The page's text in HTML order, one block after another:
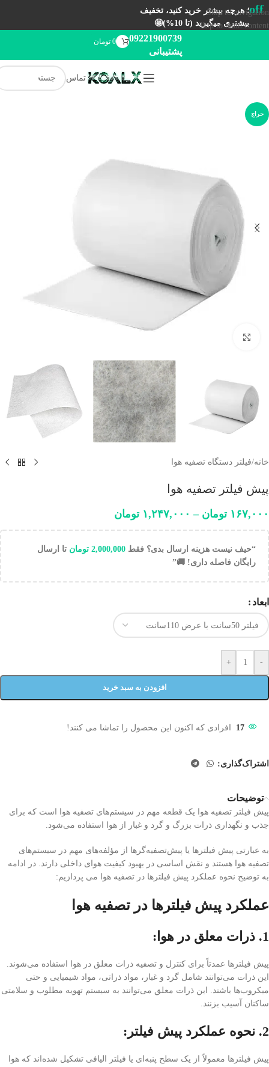
Skip to navigation
Skip to main content
off؛ هرچه بیشتر خرید کنید، تخفیف
بیشتری میگیرید (تا 10%)🤩
09221900739
پشتیبانی
0 تومان
تماس
حراج
خانه/فیلتر دستگاه تصفیه هوا
پیش فیلتر تصفیه هوا
۱۶۷,۰۰۰ تومان – ۱,۲۴۷,۰۰۰ تومان
“حیف نیست هزینه ارسال بدی؟ فقط 2,000,000 تومان تا ارسال
رایگان فاصله داری! 🚚”
ابعاد
-
+
افزودن به سبد خرید
17 افرادی که اکنون این محصول را تماشا می کنند!
اشتراک‌گذاری:
توضیحات
پیش فیلتر تصفیه هوا یک قطعه مهم در سیستم‌های تصفیه هوا است که برای
جذب و نگهداری ذرات بزرگ و گرد و غبار از هوا استفاده می‌شود.
به عبارتی پیش فیلترها یا پیش‌تصفیه‌گرها از مؤلفه‌های مهم در سیستم‌های
تصفیه هوا هستند و نقش اساسی در بهبود کیفیت هوای داخلی دارند. در ادامه
به توضیح نحوه عملکرد پیش فیلترها در تصفیه هوا می پردازیم:
عملکرد پیش فیلترها در تصفیه هوا
1. ذرات معلق در هوا:
پیش فیلترها عمدتاً برای کنترل و تصفیه ذرات معلق در هوا استفاده می‌شوند.
این ذرات می‌توانند شامل گرد و غبار، مواد ذراتی، مواد شیمیایی و حتی
میکروب‌ها باشند. این ذرات معلق می‌توانند به سیستم تهویه مطلوب و سلامتی
ساکنان آسیب بزنند.
2. نحوه عملکرد پیش فیلتر:
پیش فیلترها معمولاً از یک سطح پنبه‌ای یا فیلتر الیافی تشکیل شده‌اند که هوا